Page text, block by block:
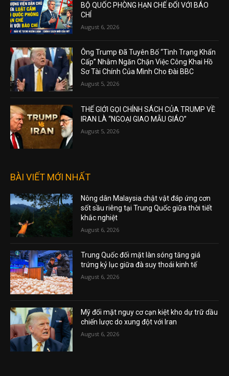
BỘ QUỐC PHÒNG HẠN CHẾ ĐỐI VỚI BÁO
CHÍ
August 6, 2026
Ông Trump Đã Tuyên Bố “Tình Trạng Khẩn
Cấp” Nhằm Ngăn Chặn Việc Công Khai Hồ
Sơ Tài Chính Của Mình Cho Đài BBC
August 5, 2026
THẾ GIỚI GỌI CHÍNH SÁCH CỦA TRUMP VỀ
IRAN LÀ “NGOẠI GIAO MẪU GIÁO”
August 5, 2026
BÀI VIẾT MỚI NHẤT
Nông dân Malaysia chật vật đáp ứng cơn
sốt sầu riêng tại Trung Quốc giữa thời tiết
khắc nghiệt
August 6, 2026
Trung Quốc đối mặt làn sóng tăng giá
trứng kỷ lục giữa đà suy thoái kinh tế
August 6, 2026
Mỹ đối mặt nguy cơ cạn kiệt kho dự trữ dầu
chiến lược do xung đột với Iran
August 6, 2026